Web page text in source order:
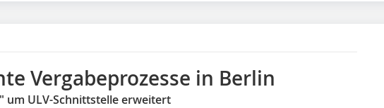
Vergabeprozesse in Berlin
um ULV-Schnittstelle erweitert